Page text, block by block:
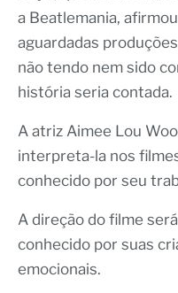
a Beatlemania,
aguardadas
não tendo nem sido
história seria contada.
A atriz Aimee Lou
interpreta-la nos
conhecido por seu
A direção do filme
conhecido por suas
emocionais.